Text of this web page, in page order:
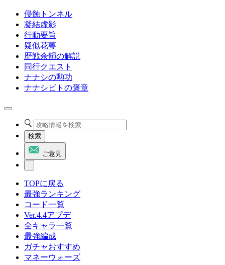
侵蝕トンネル
凝結虚影
行動要旨
疑似花萼
歴戦余韻の解説
同行クエスト
ナナシの勲功
ナナシビトの褒章
検索
ご意見
TOPに戻る
最強ランキング
コード一覧
Ver.4.4アプデ
全キャラ一覧
最強編成
ガチャおすすめ
マネーウォーズ